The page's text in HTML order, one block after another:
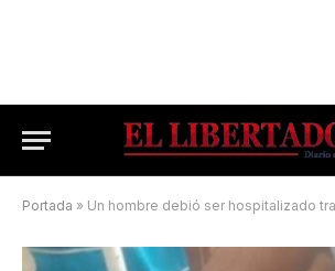
Portada » Un hombre debió ser hospitalizado tras ser